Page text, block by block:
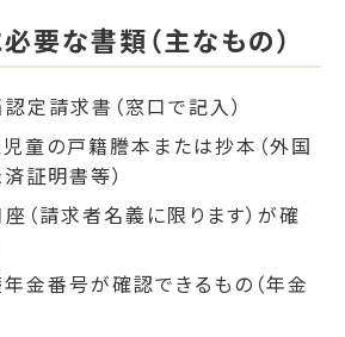
要な書類（主なもの）
定請求書（窓口で記入）
童の戸籍謄本または抄本（外国
証明書等）
（請求者名義に限ります）が確
金番号が確認できるもの（年金